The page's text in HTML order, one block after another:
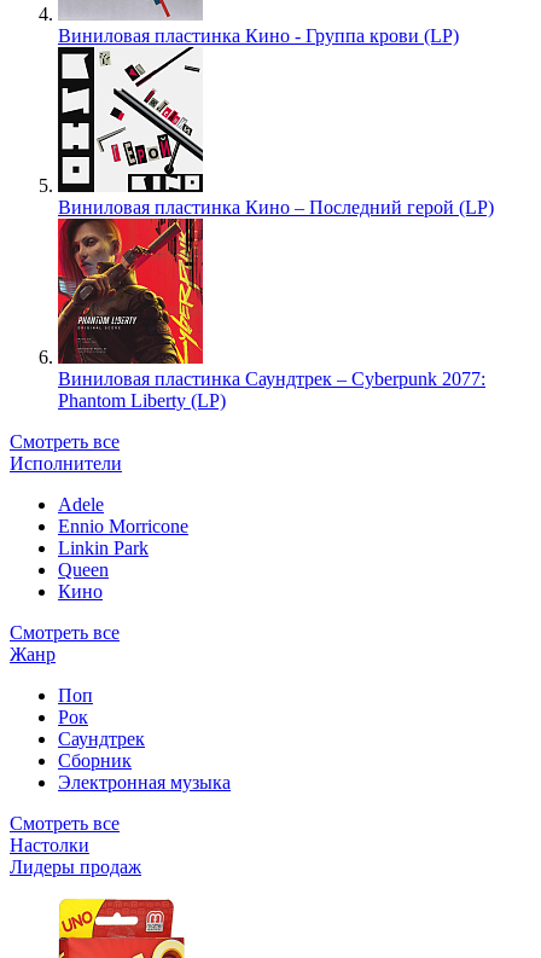
Виниловая пластинка Кино - Группа крови (LP)
Виниловая пластинка Кино – Последний герой (LP)
Виниловая пластинка Саундтрек – Cyberpunk 2077:
Phantom Liberty (LP)
Смотреть все
Исполнители
Adele
Ennio Morricone
Linkin Park
Queen
Кино
Смотреть все
Жанр
Поп
Рок
Саундтрек
Сборник
Электронная музыка
Смотреть все
Настолки
Лидеры продаж